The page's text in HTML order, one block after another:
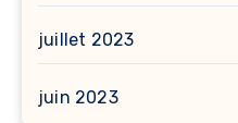
juillet 2023
juin 2023